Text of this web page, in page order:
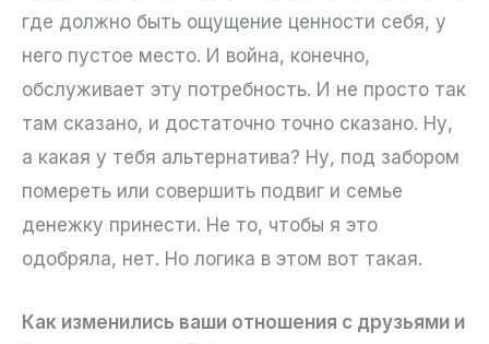
где должно быть ощущение ценности себя, у
него пустое место. И война, конечно,
обслуживает эту потребность. И не просто так
там сказано, и достаточно точно сказано. Ну,
а какая у тебя альтернатива? Ну, под забором
помереть или совершить подвиг и семье
денежку принести. Не то, чтобы я это
одобряла, нет. Но логика в этом вот такая.
Как изменились ваши отношения с друзьями и